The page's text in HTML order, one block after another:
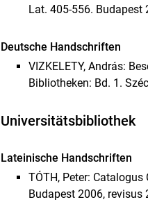
Lat. 405-556. Budapest
Deutsche Handschriften
VIZKELETY, András:
Bibliotheken: Bd. 1.
Universitätsbibliothek
Lateinische Handschriften
TÓTH, Peter:
Budapest 2006, revisus